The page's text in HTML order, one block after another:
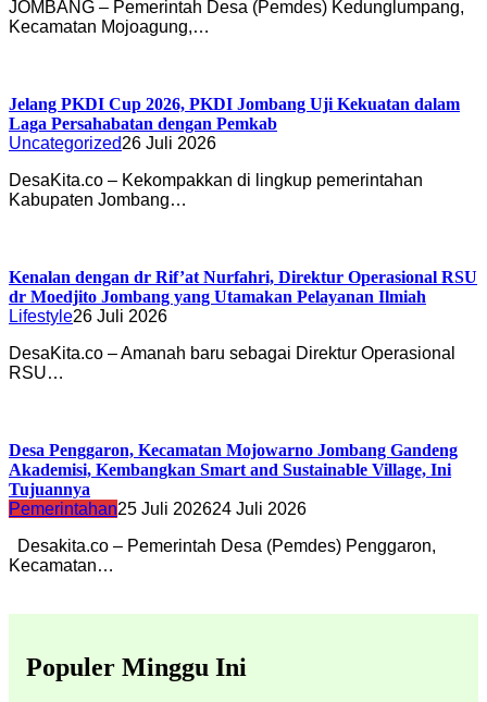
JOMBANG – Pemerintah Desa (Pemdes) Kedunglumpang,
Kecamatan Mojoagung,…
Jelang PKDI Cup 2026, PKDI Jombang Uji Kekuatan dalam
Laga Persahabatan dengan Pemkab
Uncategorized26 Juli 2026
DesaKita.co – Kekompakkan di lingkup pemerintahan
Kabupaten Jombang…
Kenalan dengan dr Rif’at Nurfahri, Direktur Operasional RSU
dr Moedjito Jombang yang Utamakan Pelayanan Ilmiah
Lifestyle26 Juli 2026
DesaKita.co – Amanah baru sebagai Direktur Operasional
RSU…
Desa Penggaron, Kecamatan Mojowarno Jombang Gandeng
Akademisi, Kembangkan Smart and Sustainable Village, Ini
Tujuannya
Pemerintahan25 Juli 202624 Juli 2026
Desakita.co – Pemerintah Desa (Pemdes) Penggaron,
Kecamatan…
Populer Minggu Ini